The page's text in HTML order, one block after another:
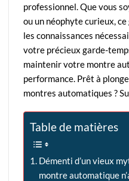
professionnel. Que vous
ou un néophyte curieux,
les connaissances
votre précieux garde-
maintenir votre montre
performance. Prêt à
montres automatiques ?
Table de matières
Démenti d’un vieux
montre automatique